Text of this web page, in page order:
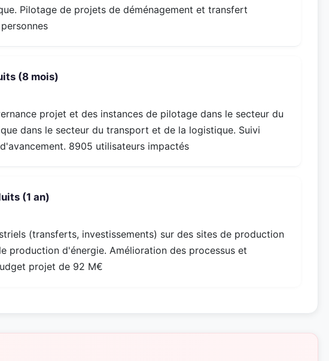
Pilotage de projets de déménagement et transfert
(8 mois)
projet et des instances de pilotage dans le secteur du
dans le secteur du transport et de la logistique. Suivi
8905 utilisateurs impactés
(1 an)
(transferts, investissements) sur des sites de production
production d'énergie. Amélioration des processus et
projet de 92 M€